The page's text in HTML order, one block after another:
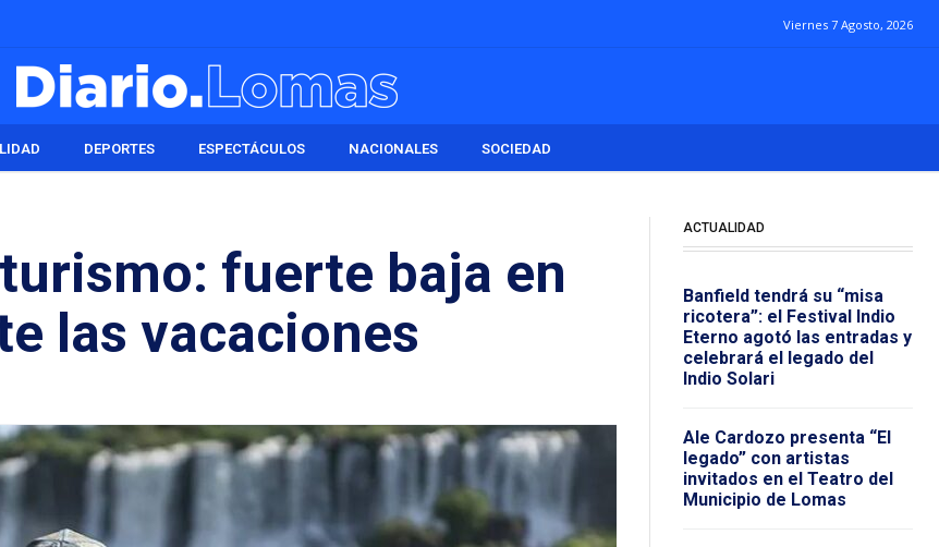
Viernes 7 Agosto, 2026
DEPORTES ESPECTÁCULOS NACIONALES SOCIEDAD
fuerte baja en
las vacaciones
ACTUALIDAD
Banfield tendrá su “misa
ricotera”: el Festival Indio
Eterno agotó las entradas y
celebrará el legado del
Indio Solari
Ale Cardozo presenta “El
legado” con artistas
invitados en el Teatro del
Municipio de Lomas